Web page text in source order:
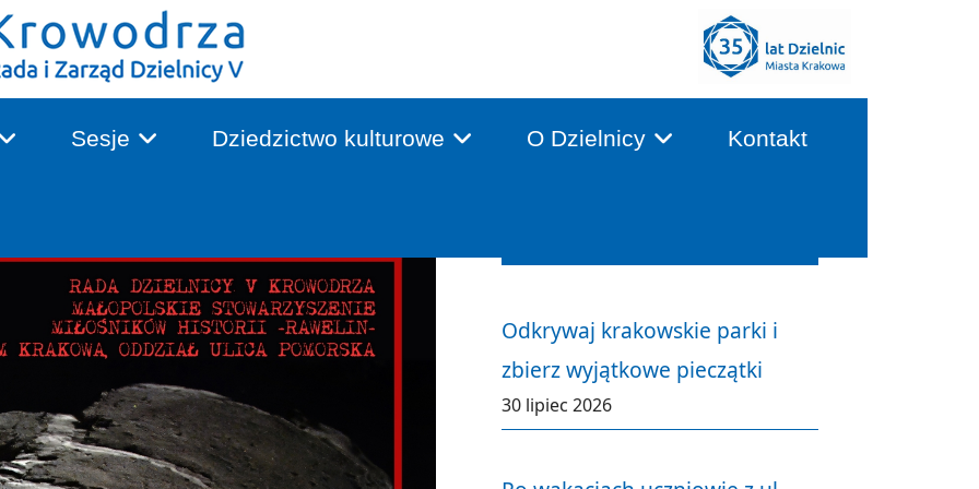
Sesje Dziedzictwo kulturowe O Dzielnicy Kontakt
Odkrywaj krakowskie parki i
zbierz wyjątkowe pieczątki
30 lipiec 2026